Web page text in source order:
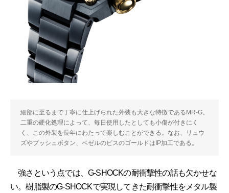
細部に至るまで丁寧に仕上げられた外装も大きな特徴であるMR-G。
二重の硬化処理によって、毎日使用したとしても小傷が付きにく
く、この外装を長年にわたって楽しむことができる。なお、リュウ
ズやプッシュボタン、ベゼルのビスのゴールドはIP加工である。
強さという点では、G-SHOCKの耐衝撃性の話も欠かせな
い。樹脂製のG-SHOCKで実現してきた耐衝撃性をメタル製